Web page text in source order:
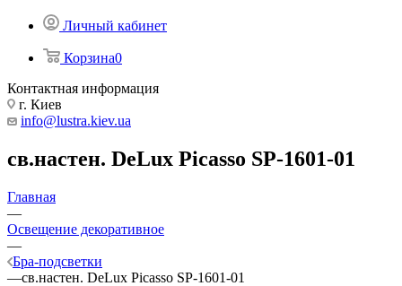
Личный кабинет
Корзина0
Контактная информация
г. Киев
info@lustra.kiev.ua
св.настен. DeLux Picasso SP-1601-01
Главная
—
Освещение декоративное
—
Бра-подсветки
—св.настен. DeLux Picasso SP-1601-01